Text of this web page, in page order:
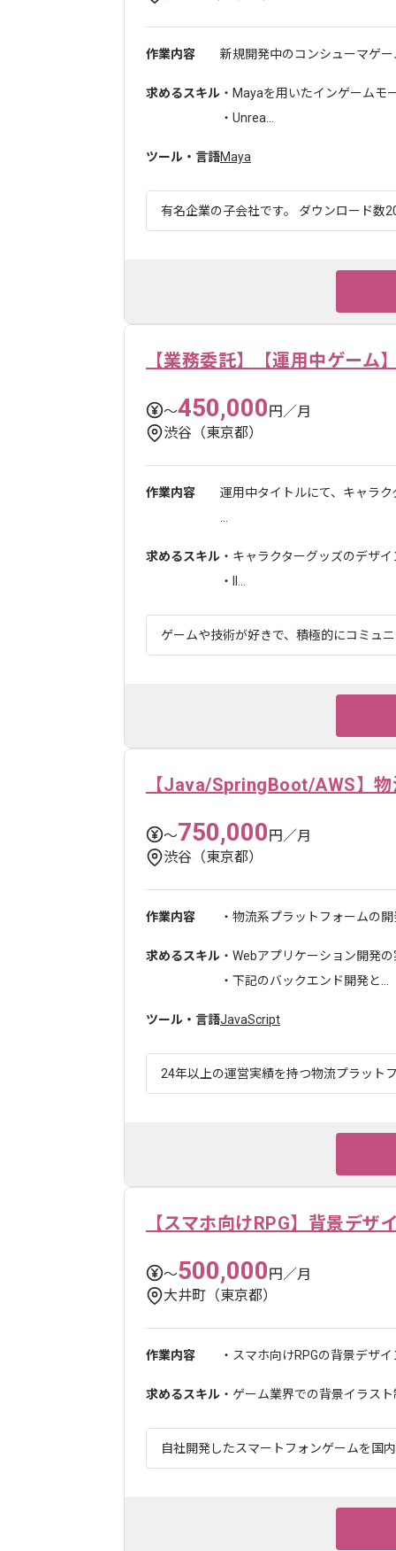
作業内容 新規開発中のコンシューマゲ
求めるスキル ・Mayaを用いたインゲームモ
・Unrea...
ツール・言語Maya
有名企業の子会社です。 ダウンロード数
【業務委託】【運用中ゲーム
〜450,000円／月
渋谷（東京都）
作業内容
運用中タイトルにて、キャラ
求めるスキル ・キャラクターグッズのデザ
・Il...
ゲームや技術が好きで、積極的にコミュ
【Java/SpringBoot/AWS】
〜750,000円／月
渋谷（東京都）
作業内容 ・物流系プラットフォームの
求めるスキル ・Webアプリケーション開発
・下記のバックエンド開発と...
ツール・言語JavaScript
24年以上の運営実績を持つ物流プラット
【スマホ向けRPG】背景デザ
〜500,000円／月
大井町（東京都）
作業内容 ・スマホ向けRPGの背景デザ
求めるスキル ・ゲーム業界での背景イラス
自社開発したスマートフォンゲームを国